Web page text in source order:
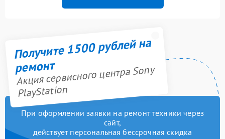
Получите 1500 рублей на
ремонт
Акция сервисного центра Sony
PlayStation
При оформлении заявки на ремонт техники через
сайт,
действует персональная бессрочная скидка